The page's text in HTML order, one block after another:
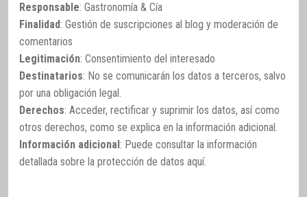
Responsable: Gastronomía & Cía
Finalidad: Gestión de suscripciones al blog y moderación de
comentarios
Legitimación: Consentimiento del interesado
Destinatarios: No se comunicarán los datos a terceros, salvo
por una obligación legal.
Derechos: Acceder, rectificar y suprimir los datos, así como
otros derechos, como se explica en la información adicional.
Información adicional : Puede consultar la información
detallada sobre la protección de datos aquí.